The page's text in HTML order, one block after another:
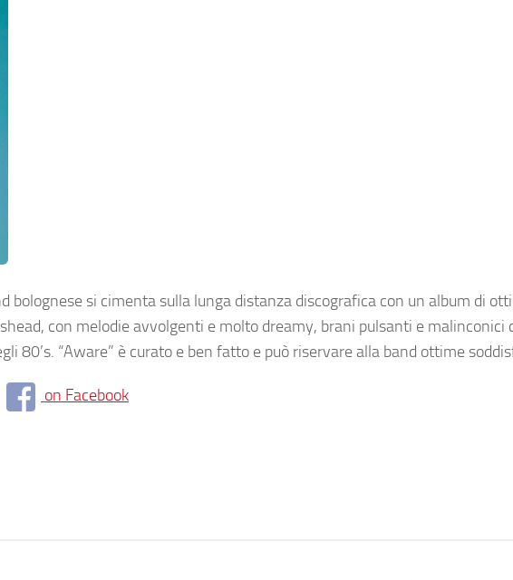
bolognese si cimenta sulla lunga distanza discografica con un album di
con melodie avvolgenti e molto dreamy, brani pulsanti e malinconici
80’s. “Aware” è curato e ben fatto e può riservare alla band ottime
on Facebook